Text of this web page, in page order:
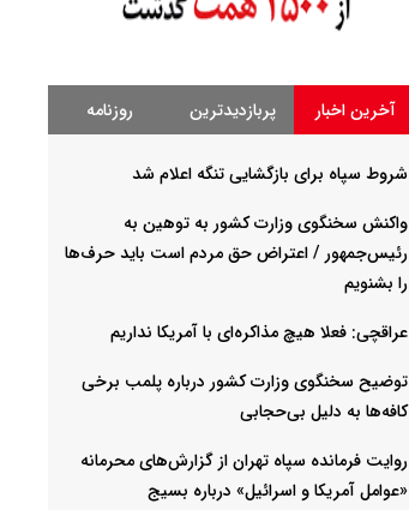
آخرین اخبار پربازدیدترین روزنامه
شروط سپاه برای بازگشایی تنگه اعلام شد
واکنش سخنگوی وزارت کشور به توهین به
رئیس‌جمهور / اعتراض حق مردم است باید حرف‌ها
را بشنویم
عراقچی: فعلا هیچ مذاکره‌ای با آمریکا نداریم
توضیح سخنگوی وزارت کشور درباره پلمب برخی
کافه‌ها به دلیل بی‌حجابی
روایت فرمانده سپاه تهران از گزارش‌های محرمانه
«عوامل آمریکا و اسرائیل» درباره بسیج